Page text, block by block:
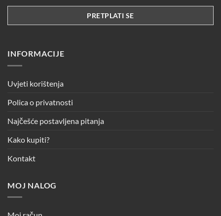
INFORMACIJE
Uvjeti korištenja
Polica o privatnosti
Najčešće postavljena pitanja
Kako kupiti?
Kontakt
MOJ NALOG